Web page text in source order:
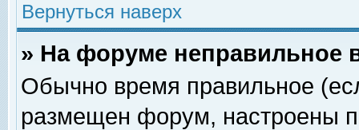
Вернуться наверх
» На форуме неправильное
Обычно время правильное
размещен форум, настроены